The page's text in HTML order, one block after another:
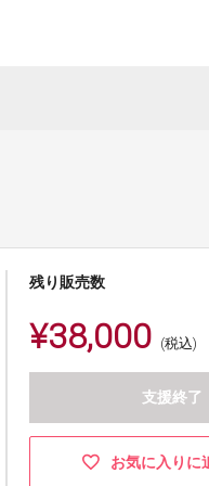
残り販売数
¥38,000 (税込)
支援終了
お気に入りに